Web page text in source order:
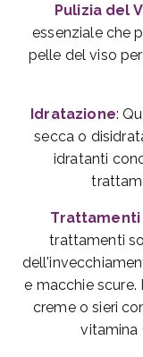
Pulizia del
essenziale che
pelle del viso
Idratazione:
secca o
idratanti
trattamenti
e macchie scure.
creme o sieri
vitamina